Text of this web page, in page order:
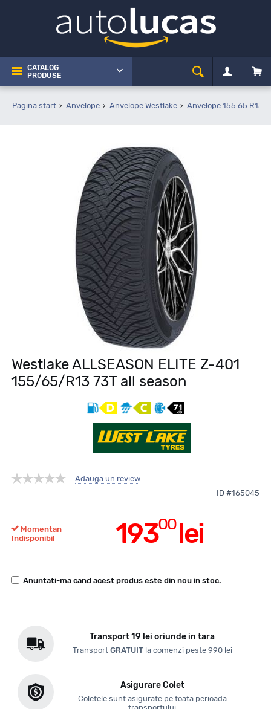
CATALOG
PRODUSE
Pagina start Anvelope Anvelope Westlake Anvelope 155 65 R13
Westlake ALLSEASON ELITE Z-401
155/65/R13 73T all season
Adauga un review
ID #165045
19300lei
Momentan
Indisponibil
Anuntati-ma cand acest produs este din nou in stoc.
Transport 19 lei oriunde in tara
Transport GRATUITla comenzi peste 990 lei
Asigurare Colet
Coletele sunt asigurate pe toata perioada